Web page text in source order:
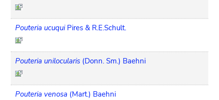
Pouteria ucuqui Pires & R.E.Schult.
Pouteria unilocularis (Donn. Sm.) Baehni
Pouteria venosa (Mart.) Baehni